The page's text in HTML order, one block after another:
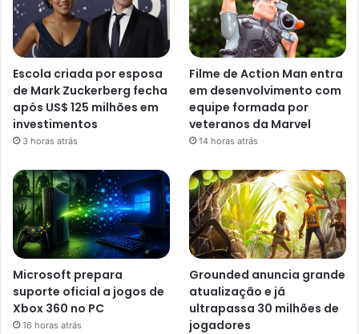
Escola criada por esposa
de Mark Zuckerberg fecha
após US$ 125 milhões em
investimentos
3 horas atrás
Filme de Action Man entra
em desenvolvimento com
equipe formada por
veteranos da Marvel
14 horas atrás
Microsoft prepara
suporte oficial a jogos de
Xbox 360 no PC
16 horas atrás
Grounded anuncia grande
atualização e já
ultrapassa 30 milhões de
jogadores